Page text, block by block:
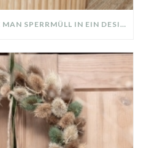
DIY UPCYLING IDEE: WIE MAN SPERRMÜLL IN EIN DESIGNER TEIL VERWANDELT